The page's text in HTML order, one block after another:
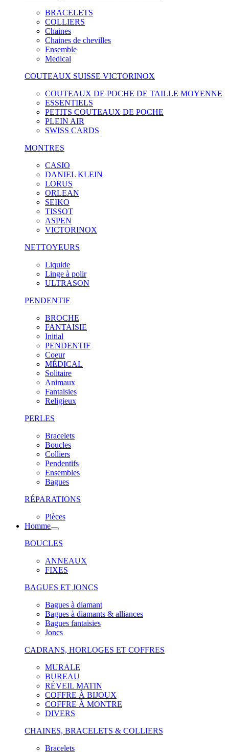
BRACELETS
COLLIERS
Chaines
Chaines de chevilles
Ensemble
Medical
COUTEAUX SUISSE VICTORINOX
COUTEAUX DE POCHE DE TAILLE MOYENNE
ESSENTIELS
PETITS COUTEAUX DE POCHE
PLEIN AIR
SWISS CARDS
MONTRES
CASIO
DANIEL KLEIN
LORUS
ORLEAN
SEIKO
TISSOT
ASPEN
VICTORINOX
NETTOYEURS
Liquide
Linge à polir
ULTRASON
PENDENTIF
BROCHE
FANTAISIE
Initial
PENDENTIF
Coeur
MÉDICAL
Solitaire
Animaux
Fantaisies
Religieux
PERLES
Bracelets
Boucles
Colliers
Pendentifs
Ensembles
Bagues
RÉPARATIONS
Pièces
Homme
BOUCLES
ANNEAUX
FIXES
BAGUES ET JONCS
Bagues à diamant
Bagues à diamants & alliances
Bagues fantaisies
Joncs
CADRANS, HORLOGES ET COFFRES
MURALE
BUREAU
RÉVEIL MATIN
COFFRE À BIJOUX
COFFRE À MONTRE
DIVERS
CHAINES, BRACELETS & COLLIERS
Bracelets